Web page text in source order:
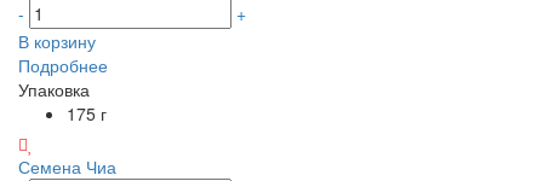
-
+
В корзину
Подробнее
Упаковка
175 г
Семена Чиа